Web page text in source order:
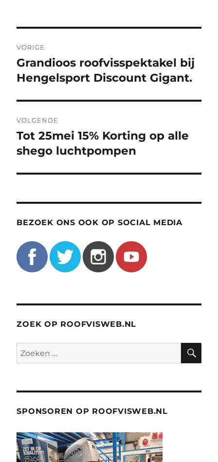
navigatie
VORIGE
Vorig
bericht:
Grandioos roofvisspektakel bij
Hengelsport Discount Gigant.
VOLGENDE
Volgend
bericht:
Tot 25mei 15% Korting op alle
shego luchtpompen
BEZOEK ONS OOK OP SOCIAL MEDIA
ZOEK OP ROOFVISWEB.NL
Zoeken
naar:
SPONSOREN OP ROOFVISWEB.NL